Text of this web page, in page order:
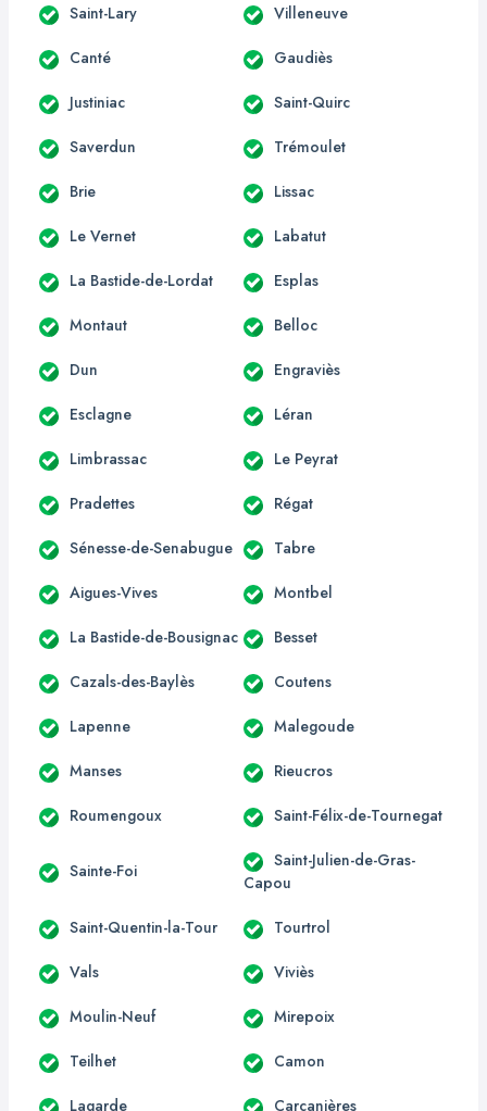
Saint-Lary Villeneuve
Canté Gaudiès
Justiniac Saint-Quirc
Saverdun Trémoulet
Brie Lissac
Le Vernet Labatut
La Bastide-de-Lordat Esplas
Montaut Belloc
Dun Engraviès
Esclagne Léran
Limbrassac Le Peyrat
Pradettes Régat
Sénesse-de-Senabugue Tabre
Aigues-Vives Montbel
La Bastide-de-Bousignac Besset
Cazals-des-Baylès Coutens
Lapenne Malegoude
Manses Rieucros
Roumengoux Saint-Félix-de-Tournegat
Sainte-Foi
Saint-Julien-de-Gras-
Capou
Saint-Quentin-la-Tour Tourtrol
Vals Viviès
Moulin-Neuf Mirepoix
Teilhet Camon
Lagarde Carcanières